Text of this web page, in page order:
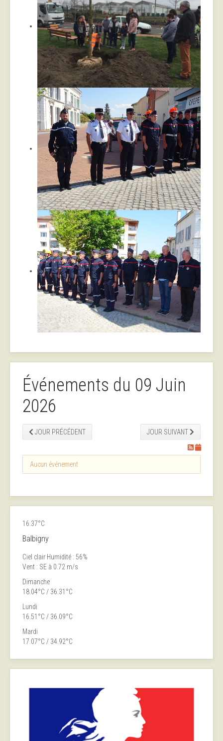
Événements du 09 Juin
2026
JOUR PRÉCÉDENT JOUR SUIVANT
Aucun événement
16.37°C
Balbigny
Ciel clair Humidité : 56%
Vent : SE à 0.72 m/s
Dimanche
18.04°C / 36.31°C
Lundi
16.51°C / 36.09°C
Mardi
17.07°C / 34.92°C